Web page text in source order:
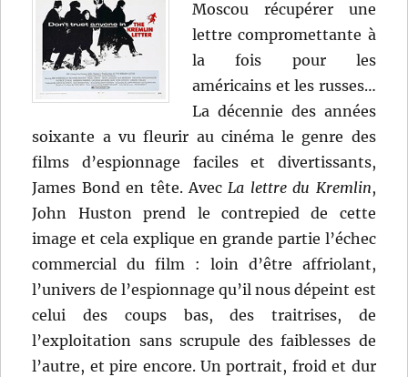
Moscou récupérer une
lettre compromettante à
la fois pour les
américains et les russes…
La décennie des années
soixante a vu fleurir au cinéma le genre des
films d’espionnage faciles et divertissants,
James Bond en tête. AvecLa lettre du Kremlin,
John Huston prend le contrepied de cette
image et cela explique en grande partie l’échec
commercial du film : loin d’être affriolant,
l’univers de l’espionnage qu’il nous dépeint est
celui des coups bas, des traitrises, de
l’exploitation sans scrupule des faiblesses de
l’autre, et pire encore. Un portrait, froid et dur